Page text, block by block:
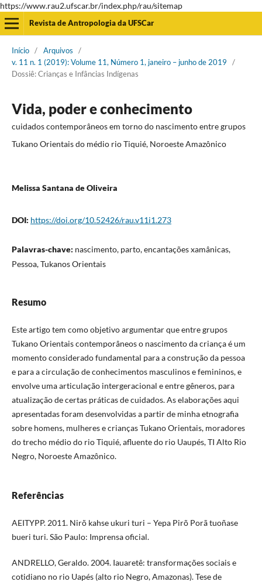
https://www.rau2.ufscar.br/index.php/rau/sitemap
Revista de Antropologia da UFSCar
Início / Arquivos
/
v. 11 n. 1 (2019): Volume 11, Número 1, janeiro – junho de 2019
/
Dossiê: Crianças e Infâncias Indígenas
Vida, poder e conhecimento
cuidados contemporâneos em torno do nascimento entre grupos
Tukano Orientais do médio rio Tiquié, Noroeste Amazônico
Melissa Santana de Oliveira
DOI: https://doi.org/10.52426/rau.v11i1.273
Palavras-chave: nascimento, parto, encantações xamânicas,
Pessoa, Tukanos Orientais
Resumo
Este artigo tem como objetivo argumentar que entre grupos
Tukano Orientais contemporâneos o nascimento da criança é um
momento considerado fundamental para a construção da pessoa
e para a circulação de conhecimentos masculinos e femininos, e
envolve uma articulação intergeracional e entre gêneros, para
atualização de certas práticas de cuidados. As elaborações aqui
apresentadas foram desenvolvidas a partir de minha etnografia
sobre homens, mulheres e crianças Tukano Orientais, moradores
do trecho médio do rio Tiquié, afluente do rio Uaupés, TI Alto Rio
Negro, Noroeste Amazônico.
Referências
AEITYPP. 2011. Nirõ kahse ukuri turi – Yepa Pirõ Porã tuoñase
bueri turi. São Paulo: Imprensa oficial.
ANDRELLO, Geraldo. 2004. Iauaretê: transformações sociais e
cotidiano no rio Uapés (alto rio Negro, Amazonas). Tese de